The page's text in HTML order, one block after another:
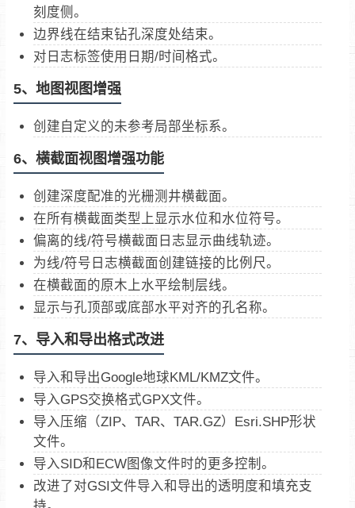
刻度侧。
边界线在结束钻孔深度处结束。
对日志标签使用日期/时间格式。
5、地图视图增强
创建自定义的未参考局部坐标系。
6、横截面视图增强功能
创建深度配准的光栅测井横截面。
在所有横截面类型上显示水位和水位符号。
偏离的线/符号横截面日志显示曲线轨迹。
为线/符号日志横截面创建链接的比例尺。
在横截面的原木上水平绘制层线。
显示与孔顶部或底部水平对齐的孔名称。
7、导入和导出格式改进
导入和导出Google地球KML/KMZ文件。
导入GPS交换格式GPX文件。
导入压缩（ZIP、TAR、TAR.GZ）Esri.SHP形状
文件。
导入SID和ECW图像文件时的更多控制。
改进了对GSI文件导入和导出的透明度和填充支